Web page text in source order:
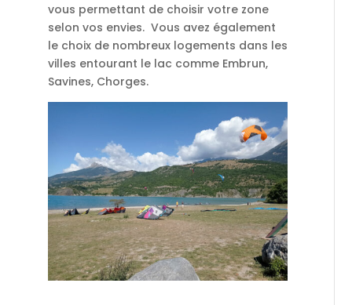
vous permettant de choisir votre zone
selon vos envies. Vous avez également
le choix de nombreux logements dans les
villes entourant le lac comme Embrun,
Savines, Chorges.